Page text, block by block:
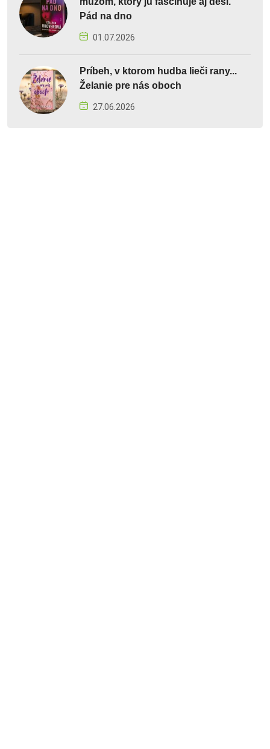
Pád na dno
01.07.2026
Príbeh, v ktorom hudba lieči rany...
Želanie pre nás oboch
27.06.2026